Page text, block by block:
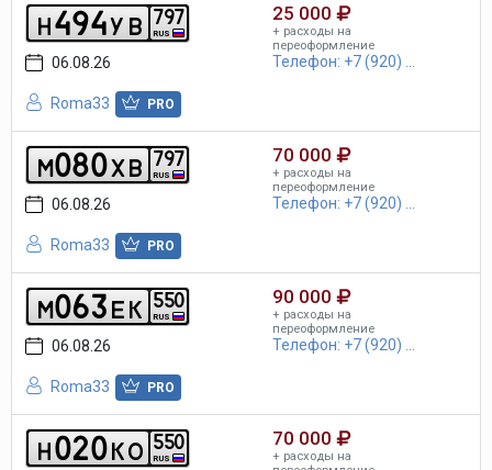
h494y b RUS
797
06.08.26
Roma33 PRO
25 000
+ расходы на
переоформление
Телефон: +7 (920) ...
m080xb RUS
797
06.08.26
Roma33 PRO
70 000
+ расходы на
переоформление
Телефон: +7 (920) ...
m063e k RUS
550
06.08.26
Roma33 PRO
90 000
+ расходы на
переоформление
Телефон: +7 (920) ...
h020ko RUS
550 70 000
+ расходы на